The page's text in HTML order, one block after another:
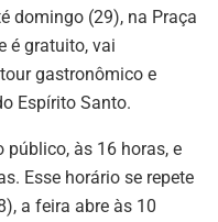
domingo (29), na Praça
é gratuito, vai
gastronômico e
Espírito Santo.
público, às 16 horas, e
Esse horário se repete
a feira abre às 10